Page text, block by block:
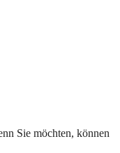
Sie möchten, können